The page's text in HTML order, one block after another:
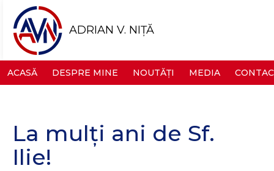
ADRIAN V. NIȚĂ
ACASĂ DESPRE MINE NOUTĂȚI MEDIA
La mulți ani de Sf.
Ilie!